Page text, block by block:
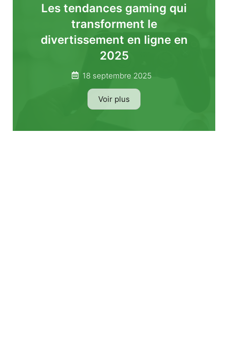
Les tendances gaming qui
transforment le
divertissement en ligne en
2025
18 septembre 2025
Voir plus